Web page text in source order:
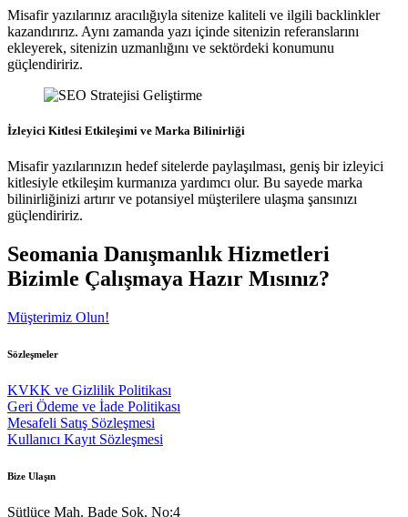
Misafir yazılarınız aracılığıyla sitenize kaliteli ve ilgili backlinkler
kazandırırız. Aynı zamanda yazı içinde sitenizin referanslarını
ekleyerek, sitenizin uzmanlığını ve sektördeki konumunu
güçlendiririz.
İzleyici Kitlesi Etkileşimi ve Marka Bilinirliği
Misafir yazılarınızın hedef sitelerde paylaşılması, geniş bir izleyici
kitlesiyle etkileşim kurmanıza yardımcı olur. Bu sayede marka
bilinirliğinizi artırır ve potansiyel müşterilere ulaşma şansınızı
güçlendiririz.
Seomania Danışmanlık Hizmetleri
Bizimle Çalışmaya Hazır Mısınız?
Müşterimiz Olun!
Sözleşmeler
KVKK ve Gizlilik Politikası
Geri Ödeme ve İade Politikası
Mesafeli Satış Sözleşmesi
Kullanıcı Kayıt Sözleşmesi
Bize Ulaşın
Sütlüce Mah. Bade Sok. No:4